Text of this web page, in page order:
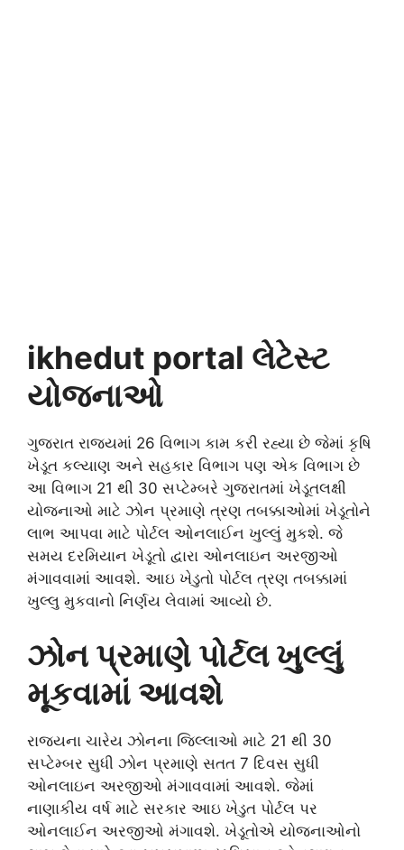
ikhedut portal લેટેસ્ટ
યોજનાઓ
ગુજરાત રાજ્યમાં 26 વિભાગ કામ કરી રહ્યા છે જેમાં કૃષિ
ખેડૂત કલ્યાણ અને સહકાર વિભાગ પણ એક વિભાગ છે
આ વિભાગ 21 થી 30 સપ્ટેમ્બરે ગુજરાતમાં ખેડૂતલક્ષી
યોજનાઓ માટે ઝોન પ્રમાણે ત્રણ તબક્કાઓમાં ખેડૂતોને
લાભ આપવા માટે પોર્ટલ ઓનલાઈન ખુલ્લું મુકશે. જે
સમય દરમિયાન ખેડૂતો દ્વારા ઓનલાઇન અરજીઓ
મંગાવવામાં આવશે. આઇ ખેડુતો પોર્ટલ ત્રણ તબક્કામાં
ખુલ્લુ મુકવાનો નિર્ણય લેવામાં આવ્યો છે.
ઝોન પ્રમાણે પોર્ટલ ખુલ્લું
મૂકવામાં આવશે
રાજ્યના ચારેય ઝોનના જિલ્લાઓ માટે 21 થી 30
સપ્ટેમ્બર સુધી ઝોન પ્રમાણે સતત 7 દિવસ સુધી
ઓનલાઇન અરજીઓ મંગાવવામાં આવશે. જેમાં
નાણાકીય વર્ષ માટે સરકાર આઇ ખેડુત પોર્ટલ પર
ઓનલાઈન અરજીઓ મંગાવશે. ખેડૂતોએ યોજનાઓનો